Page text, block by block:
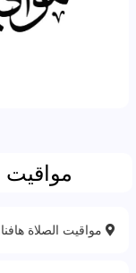
مواقيت
مواقيت الصلاة